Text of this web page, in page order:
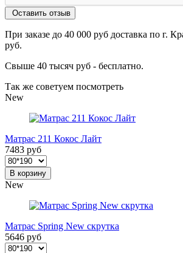
Оставить отзыв
При заказе до 40 000 руб доставка по г.
руб.
Свыше 40 тысяч руб - бесплатно.
Так же советуем посмотреть
New
Матрас 211 Кокос Лайт
7483 руб
В корзину
New
Матрас Spring New скрутка
5646 руб